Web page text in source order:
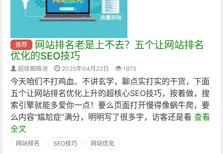
推荐
网站排名老是上不去？五个让网站排名
优化的SEO技巧
超级蜘蛛池 2025年04月22日 1975
今天咱们不打鸡血、不讲玄学，聊点实打实的干货，下面
五个让网站排名优化上升的超核心SEO技巧，按着做，搜
索引擎就能多爱你一点！要么页面打开慢得像蜗牛爬，要
么内容“尴尬症”满分，明明写了很多字，访客还是看 查看
全文
网站排名 SEO技巧 网站优化